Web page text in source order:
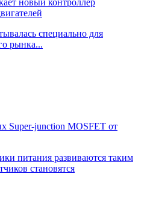
специально для
рынка...
Super-junction MOSFET от
питания развиваются таким
становятся